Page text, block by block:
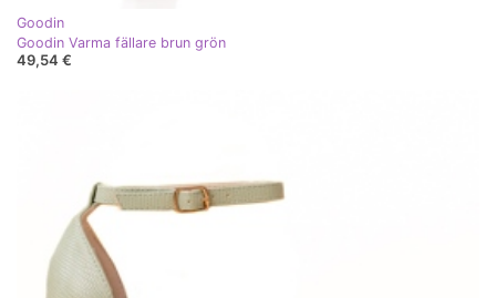
Goodin
Goodin Varma fällare brun grön
49,54 €